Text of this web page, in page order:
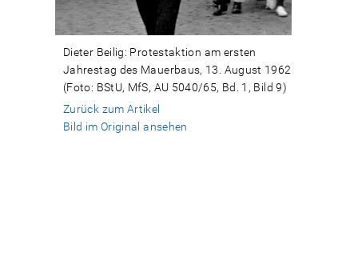
Dieter Beilig: Protestaktion am ersten
Jahrestag des Mauerbaus, 13. August 1962
(Foto: BStU, MfS, AU 5040/65, Bd. 1, Bild 9)
Zurück zum Artikel
Bild im Original ansehen